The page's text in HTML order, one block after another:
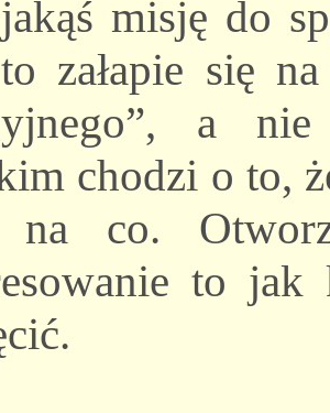
misję do
załapie się
a
chodzi o to,
na co.
to